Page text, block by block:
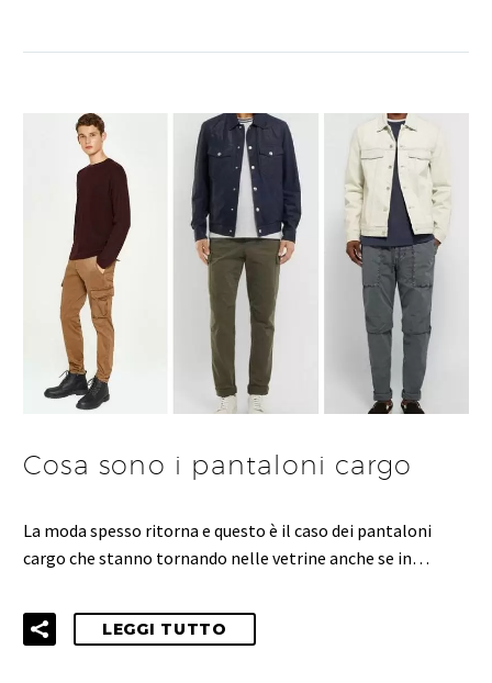
Cosa sono i pantaloni cargo
La moda spesso ritorna e questo è il caso dei pantaloni
cargo che stanno tornando nelle vetrine anche se in…
LEGGI TUTTO